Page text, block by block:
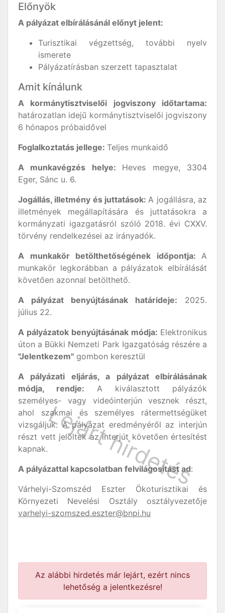
Előnyök
A pályázat elbírálásánál előnyt jelent:
Turisztikai végzettség, további nyelv
ismerete
Pályázatírásban szerzett tapasztalat
Amit kínálunk
A kormánytisztviselői jogviszony időtartama:
határozatlan idejű kormánytisztviselői jogviszony
6 hónapos próbaidővel
Foglalkoztatás jellege: Teljes munkaidő
A munkavégzés helye: Heves megye, 3304
Eger, Sánc u. 6.
Jogállás, illetmény és juttatások:A jogállásra, az
illetmények megállapítására és juttatásokra a
kormányzati igazgatásról szóló 2018. évi CXXV.
törvény rendelkezései az irányadók.
A munkakör betölthetőségének időpontja: A
munkakör legkorábban a pályázatok elbírálását
követően azonnal betölthető.
A pályázat benyújtásának határideje: 2025.
július 22.
A pályázatok benyújtásának módja: Elektronikus
úton a Bükki Nemzeti Park Igazgatóság részére a
"Jelentkezem" gombon keresztül
A pályázati eljárás, a pályázat elbírálásának
módja, rendje: A kiválasztott pályázók
személyes- vagy videóinterjún vesznek részt,
ahol szakmai és személyes rátermettségüket
vizsgáljuk. A pályázat eredményéről az interjún
részt vett jelöltek az interjút követően értesítést
kapnak.
A pályázattal kapcsolatban felvilágosítást ad:
Várhelyi-Szomszéd Eszter Ökoturisztikai és
Környezeti Nevelési Osztály osztályvezetője
varhelyi-szomszed.eszter@bnpi.hu
Az alábbi hirdetés már lejárt, ezért nincs
lehetőség a jelentkezésre!